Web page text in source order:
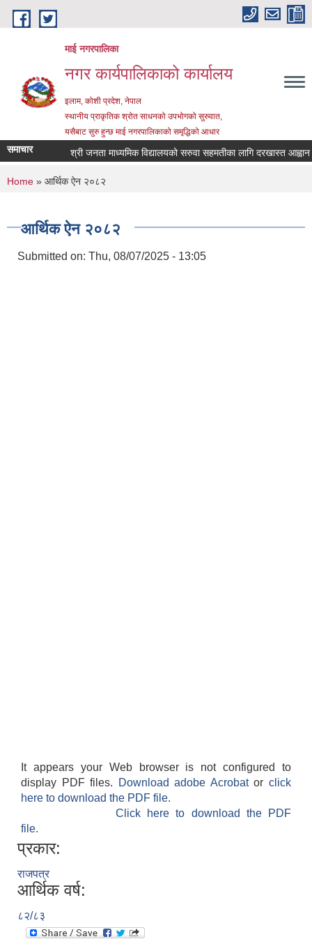
Skip to main content
माई नगरपालिका
नगर कार्यपालिकाको कार्यालय
इलाम, कोशी प्रदेश, नेपाल
स्थानीय प्राकृतिक श्रोत साधनको उपभोगको सुरुवात,
यसैबाट सुरु हुन्छ माई नगरपालिकाको समृद्धिको आधार
समाचार श्री जनता माध्यमिक विद्यालयको सरुवा सहमतीका लागि दरखास्त आह्वान
You are here
Home » आर्थिक ऐन २०८२
आर्थिक ऐन २०८२
Submitted on: Thu, 08/07/2025 - 13:05
It appears your Web browser is not configured to
display PDF files.
Download adobe Acrobatorclick
here to download the PDF file.
Click here to download the PDF
file.
प्रकार:
राजपत्र
आर्थिक वर्ष:
८२/८३